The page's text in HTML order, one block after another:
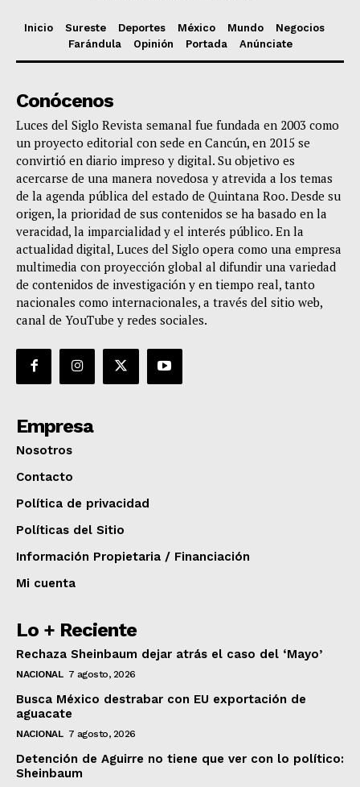
Inicio Sureste Deportes México Mundo
Negocios
Farándula
Opinión Portada Anúnciate
Conócenos
Luces del Siglo Revista semanal fue fundada en 2003 como
un proyecto editorial con sede en Cancún, en 2015 se
convirtió en diario impreso y digital. Su objetivo es
acercarse de una manera novedosa y atrevida a los temas
de la agenda pública del estado de Quintana Roo. Desde su
origen, la prioridad de sus contenidos se ha basado en la
veracidad, la imparcialidad y el interés público. En la
actualidad digital, Luces del Siglo opera como una empresa
multimedia con proyección global al difundir una variedad
de contenidos de investigación y en tiempo real, tanto
nacionales como internacionales, a través del sitio web,
canal de YouTube y redes sociales.
Empresa
Nosotros
Contacto
Política de privacidad
Políticas del Sitio
Información Propietaria / Financiación
Mi cuenta
Lo + Reciente
Rechaza Sheinbaum dejar atrás el caso del ‘Mayo’
NACIONAL 7 agosto, 2026
Busca México destrabar con EU exportación de
aguacate
NACIONAL 7 agosto, 2026
Detención de Aguirre no tiene que ver con lo político:
Sheinbaum